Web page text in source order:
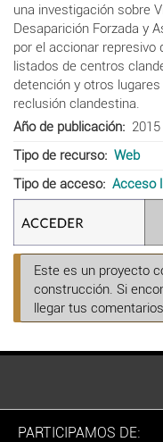
una investigación sobre
Desaparición Forzada y
por el accionar represivo
listados de centros
detención y otros lugares
reclusión clandestina.
Año de publicación
2015
Tipo de recurso
Web
Tipo de acceso
Acceso
Este es un proyecto
construcción. Si
llegar tus comentarios
PARTICIPAMOS DE: